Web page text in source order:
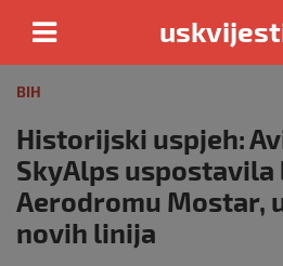
content
BIH
Historijski uspjeh:
SkyAlps uspostavila
Aerodromu Mostar,
novih linija